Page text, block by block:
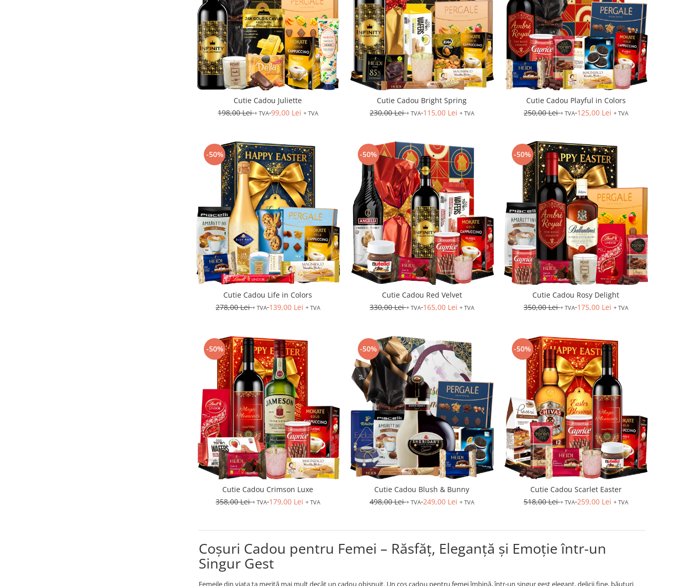
Cutie Cadou Juliette
198,00 Lei+ TVA 99,00 Lei + TVA
Cutie Cadou Bright Spring
230,00 Lei+ TVA 115,00 Lei + TVA
Cutie Cadou Playful in Colors
250,00 Lei+ TVA 125,00 Lei + TVA
-50%
Cutie Cadou Life in Colors
278,00 Lei+ TVA 139,00 Lei + TVA
-50%
Cutie Cadou Red Velvet
330,00 Lei+ TVA 165,00 Lei + TVA
-50%
Cutie Cadou Rosy Delight
350,00 Lei+ TVA 175,00 Lei + TVA
-50%
Cutie Cadou Crimson Luxe
358,00 Lei+ TVA 179,00 Lei + TVA
-50%
Cutie Cadou Blush & Bunny
498,00 Lei+ TVA 249,00 Lei + TVA
-50%
Cutie Cadou Scarlet Easter
518,00 Lei+ TVA 259,00 Lei + TVA
Coșuri Cadou pentru Femei – Răsfăț, Eleganță și Emoție într-un
Singur Gest
Femeile din viața ta merită mai mult decât un cadou obișnuit. Un coș cadou pentru femei îmbină, într-un singur gest elegant, delicii fine, băuturi